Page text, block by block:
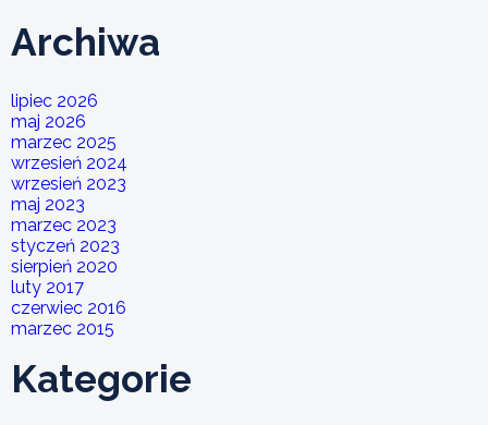
Archiwa
lipiec 2026
maj 2026
marzec 2025
wrzesień 2024
wrzesień 2023
maj 2023
marzec 2023
styczeń 2023
sierpień 2020
luty 2017
czerwiec 2016
marzec 2015
Kategorie